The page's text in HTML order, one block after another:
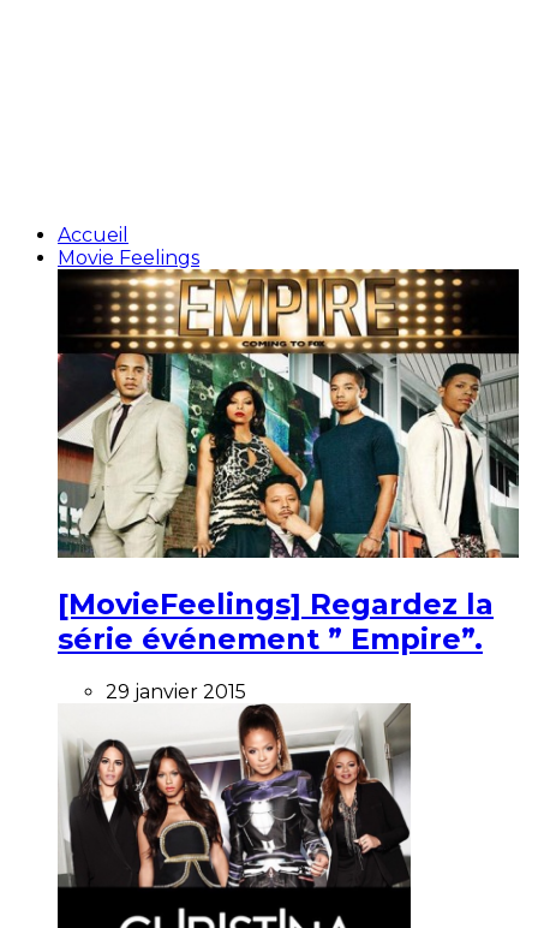
Accueil
Movie Feelings
[MovieFeelings] Regardez la
série événement ” Empire”.
29 janvier 2015